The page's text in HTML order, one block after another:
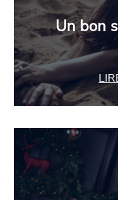
Un bon